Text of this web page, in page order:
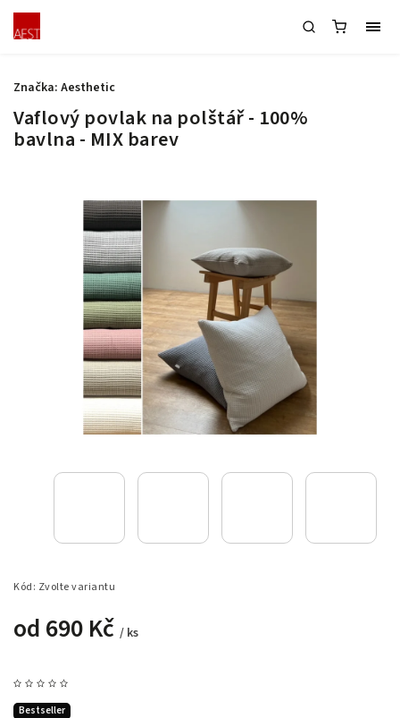
Vaflový povlak na polštář - 100%
bavlna - MIX barev
Kód: Zvolte variantu
od 690 Kč / ks
Bestseller
Značka: Aesthetic